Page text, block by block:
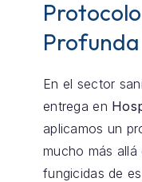
Profunda
En el sector
entrega en
aplicamos un
mucho más
fungicidas de